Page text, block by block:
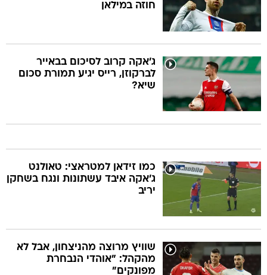
חוזה במילאן
ג'אקה קרוב לסיכום בבאייר
לברקוזן, רייס יגיע תמורת סכום
שיא?
כמו זידאן למטראצי: טאולנט
ג'אקה איבד עשתונות ונגח בשחקן
יריב
שוויץ מרוצה מהניצחון, אבל לא
מהקהל: "אוהדי הנבחרת
מפונקים"